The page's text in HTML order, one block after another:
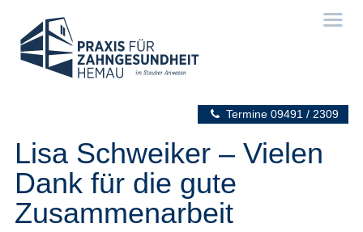
Termine 09491 / 2309
Lisa Schweiker – Vielen
Dank für die gute
Zusammenarbeit